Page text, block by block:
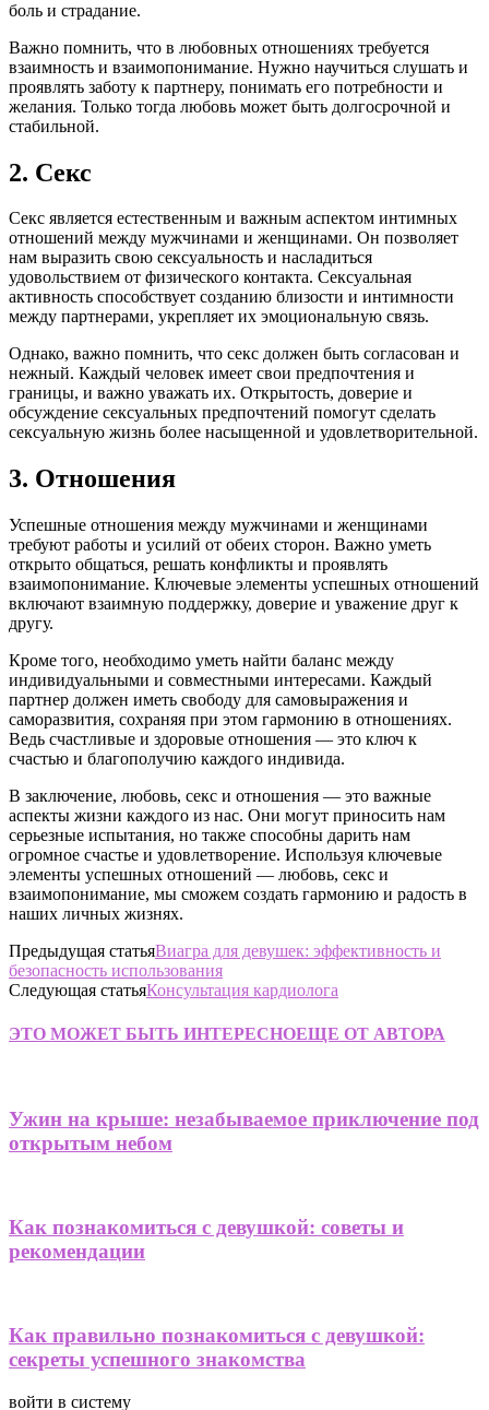
боль и страдание.
Важно помнить, что в любовных отношениях требуется
взаимность и взаимопонимание. Нужно научиться слушать и
проявлять заботу к партнеру, понимать его потребности и
желания. Только тогда любовь может быть долгосрочной и
стабильной.
2. Секс
Секс является естественным и важным аспектом интимных
отношений между мужчинами и женщинами. Он позволяет
нам выразить свою сексуальность и насладиться
удовольствием от физического контакта. Сексуальная
активность способствует созданию близости и интимности
между партнерами, укрепляет их эмоциональную связь.
Однако, важно помнить, что секс должен быть согласован и
нежный. Каждый человек имеет свои предпочтения и
границы, и важно уважать их. Открытость, доверие и
обсуждение сексуальных предпочтений помогут сделать
сексуальную жизнь более насыщенной и удовлетворительной.
3. Отношения
Успешные отношения между мужчинами и женщинами
требуют работы и усилий от обеих сторон. Важно уметь
открыто общаться, решать конфликты и проявлять
взаимопонимание. Ключевые элементы успешных отношений
включают взаимную поддержку, доверие и уважение друг к
другу.
Кроме того, необходимо уметь найти баланс между
индивидуальными и совместными интересами. Каждый
партнер должен иметь свободу для самовыражения и
саморазвития, сохраняя при этом гармонию в отношениях.
Ведь счастливые и здоровые отношения — это ключ к
счастью и благополучию каждого индивида.
В заключение, любовь, секс и отношения — это важные
аспекты жизни каждого из нас. Они могут приносить нам
серьезные испытания, но также способны дарить нам
огромное счастье и удовлетворение. Используя ключевые
элементы успешных отношений — любовь, секс и
взаимопонимание, мы сможем создать гармонию и радость в
наших личных жизнях.
Предыдущая статьяВиагра для девушек: эффективность и
безопасность использования
Следующая статьяКонсультация кардиолога
ЭТО МОЖЕТ БЫТЬ ИНТЕРЕСНОЕЩЕ ОТ АВТОРА
Ужин на крыше: незабываемое приключение под
открытым небом
Как познакомиться с девушкой: советы и
рекомендации
Как правильно познакомиться с девушкой:
секреты успешного знакомства
войти в систему